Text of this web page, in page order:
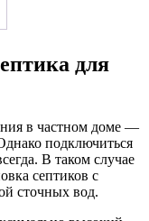
для
в частном доме —
подключиться
В таком случае
септиков с
сточных вод.